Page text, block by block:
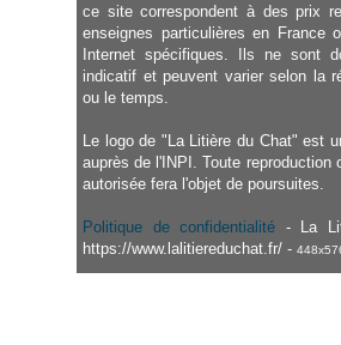
ce site correspondent à des prix
enseignes particulières en France
Internet spécifiques. Ils ne sont
indicatif et peuvent varier selon la
ou le temps.
Le logo de "La Litière du Chat" est
auprès de l'INPI. Toute reproduction
autorisée fera l'objet de poursuites.
Politique de confidentialité - La
https://www.lalitiereduchat.fr/ -